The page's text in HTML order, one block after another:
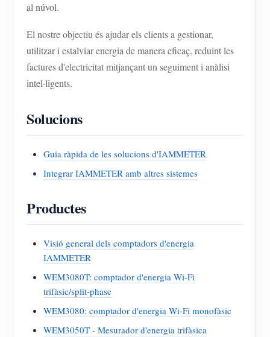
al núvol.
El nostre objectiu és ajudar els clients a gestionar,
utilitzar i estalviar energia de manera eficaç, reduint les
factures d'electricitat mitjançant un seguiment i anàlisi
intel·ligents.
Solucions
Guia ràpida de les solucions d'IAMMETER
Integrar IAMMETER amb altres sistemes
Productes
Visió general dels comptadors d'energia
IAMMETER
WEM3080T: comptador d'energia Wi-Fi
trifàsic/split-phase
WEM3080: comptador d'energia Wi-Fi monofàsic
WEM3050T - Mesurador d'energia trifàsica